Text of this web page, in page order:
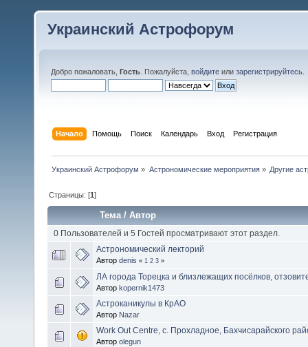
Украинский Астрофорум
Добро пожаловать, Гость . Пожалуйста, войдите или зарегистрируйтесь
Начало Помощь Поиск Календарь Вход Регистрация
Украинский Астрофорум » Астрономические мероприятия» Другие
Страницы: [1]
Тема/Автор
0 Пользователей и 5 Гостей просматривают этот раздел.
Астрономический лекторий
Автор denis « 1 2 3 »
ЛА города Торецка и близлежащих посёлков,
Автор kopernik1473
Астроканикулы в КрАО
Автор Nazar
Work Out Centre, с. Прохладное, Бахчисарайского
Автор olegun